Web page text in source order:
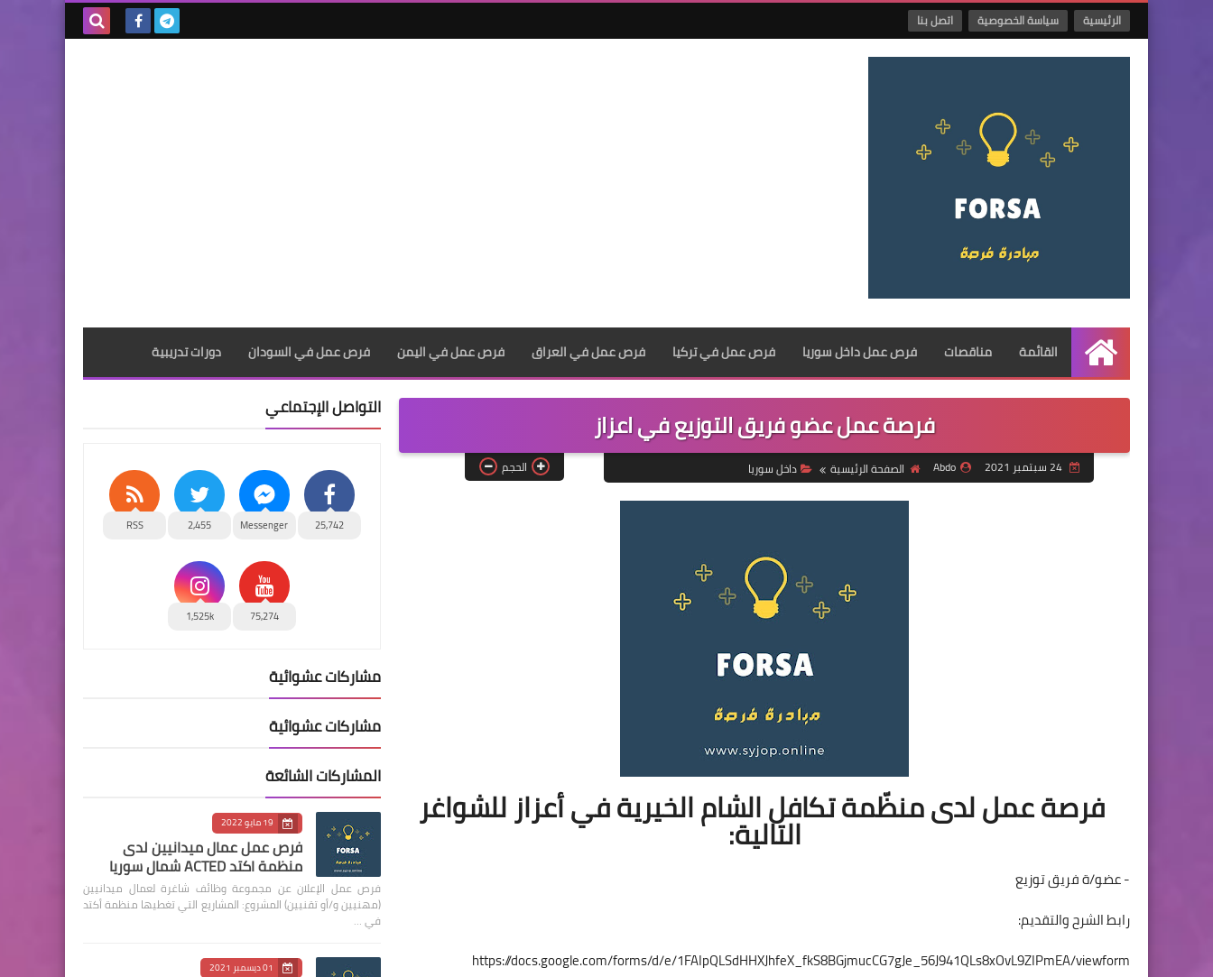
الرئيسية سياسة الخصوصية اتصل بنا
الرئيسية
القائمة مناقصات فرص عمل داخل سوريا فرص عمل في تركيا فرص عمل في العراق فرص عمل في اليمن فرص عمل في السودان دورات تدريبية
فرصة عمل عضو فريق التوزيع في اعزاز
24 سبتمبر 2021 Abdo الصفحة الرئيسية داخل سوريا الحجم
فرصة عمل لدى منظّمة تكافل الشام الخيرية في أعزاز للشواغر
التالية:
- عضو/ة فريق توزيع
رابط الشرح والتقديم:
https://docs.google.com/forms/d/e/1FAIpQLSdHHXJhfeX_fkS8BGjmucCG7gJe_56J941QLs8xOvL9ZIPmEA/viewform
التواصل الإجتماعي
25,742
Messenger
2,455
RSS
75,274
1,525k
مشاركات عشوائية
مشاركات عشوائية
المشاركات الشائعة
19 مايو 2022
فرص عمل عمال ميدانيين لدى
منظمة اكتد ACTED شمال سوريا
فرص عمل الإعلان عن مجموعة وظائف شاغرة لعمال ميدانيين
(مهنيين و/أو تقنيين) المشروع: المشاريع التي تغطيها منظمة أكتد
في …
01 ديسمبر 2021